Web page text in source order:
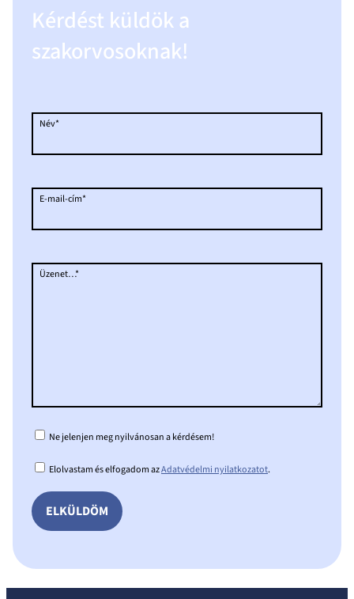
Kérdést küldök a
szakorvosoknak!
Név*
E-mail-cím*
Üzenet…*
Ne jelenjen meg nyilvánosan a kérdésem!
Elolvastam és elfogadom azAdatvédelmi nyilatkozatot.